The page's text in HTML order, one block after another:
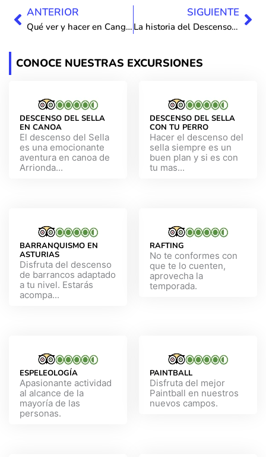
AntANTERIOR
Qué ver y hacer en Cangas de Onís: Aventura y naturaleza
SIGUIENTE
La historia del Descenso Internacional del Sella
CONOCE NUESTRAS EXCURSIONES
DESCENSO DEL SELLA
EN CANOA
El descenso del Sella
es una emocionante
aventura en canoa de
Arrionda...
DESCENSO DEL SELLA
CON TU PERRO
Hacer el descenso del
sella siempre es un
buen plan y si es con
tu mas...
BARRANQUISMO EN
ASTURIAS
Disfruta del descenso
de barrancos adaptado
a tu nivel. Estarás
acompa...
RAFTING
No te conformes con
que te lo cuenten,
aprovecha la
temporada.
ESPELEOLOGÍA
Apasionante actividad
al alcance de la
mayoría de las
personas.
PAINTBALL
Disfruta del mejor
Paintball en nuestros
nuevos campos.